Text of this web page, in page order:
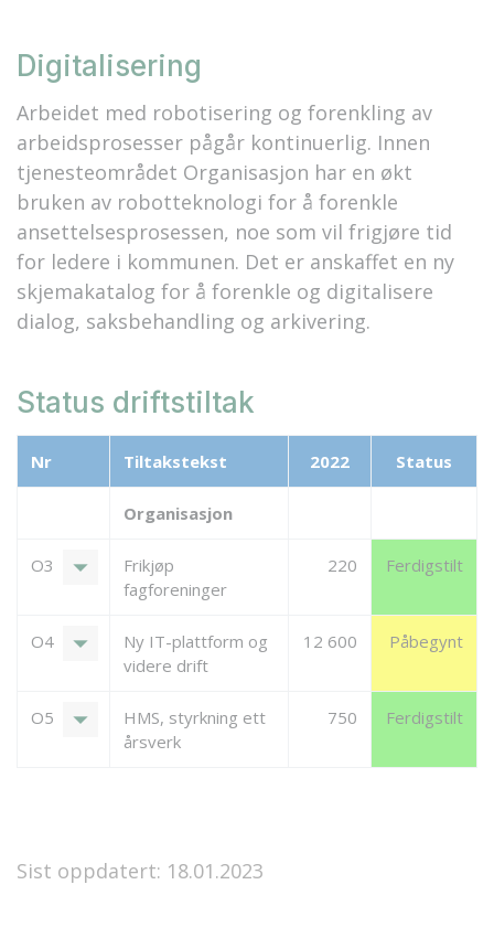
Digitalisering
Arbeidet med robotisering og forenkling av
arbeidsprosesser pågår kontinuerlig. Innen
tjenesteområdet Organisasjon har en økt
bruken av robotteknologi for å forenkle
ansettelsesprosessen, noe som vil frigjøre tid
for ledere i kommunen. Det er anskaffet en ny
skjemakatalog for å forenkle og digitalisere
dialog, saksbehandling og arkivering.
Status driftstiltak
Nr Tiltakstekst 2022 Status
Organisasjon
O3 arrow_drop_down
Frikjøp
fagforeninger
220 Ferdigstilt
O4 arrow_drop_down
Ny IT-plattform og
videre drift
12 600 Påbegynt
O5 arrow_drop_down
HMS, styrkning ett
årsverk
750 Ferdigstilt
Sist oppdatert: 18.01.2023